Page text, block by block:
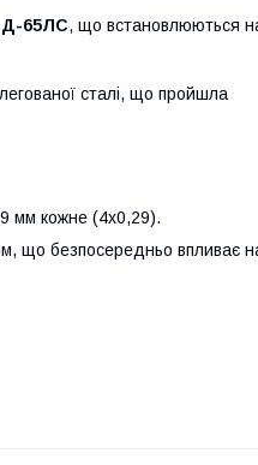
65ЛС, що встановлюються
сталі, що пройшла
мм кожне (4х0,29).
що безпосередньо впливає